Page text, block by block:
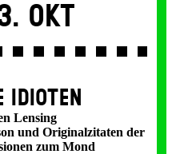
Okt
IDIOTEN
Lensing
und Originalzitaten der
zum Mond